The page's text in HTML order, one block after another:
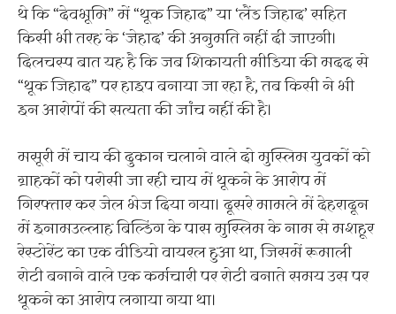
थे कि “देवभूमि” में “थूक जिहाद” या ‘लैंड जिहाद’ सहित
किसी भी तरह के ‘जेहाद’ की अनुमति नहीं दी जाएगी।
दिलचस्प बात यह है कि जब शिकायती मीडिया की मदद से
“थूक जिहाद” पर हाइप बनाया जा रहा है, तब किसी ने भी
इन आरोपों की सत्यता की जांच नहीं की है।
मसूरी में चाय की दुकान चलाने वाले दो मुस्लिम युवकों को
ग्राहकों को परोसी जा रही चाय में थूकने के आरोप में
गिरफ्तार कर जेल भेज दिया गया। दूसरे मामले में देहरादून
में इनामउल्लाह बिल्डिंग के पास मुस्लिम के नाम से मशहूर
रेस्टोरेंट का एक वीडियो वायरल हुआ था, जिसमें रूमाली
रोटी बनाने वाले एक कर्मचारी पर रोटी बनाते समय उस पर
थूकने का आरोप लगाया गया था।